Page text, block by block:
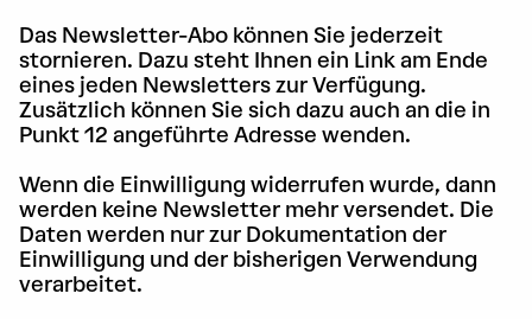
Das Newsletter-Abo können Sie jederzeit
stornieren. Dazu steht Ihnen ein Link am Ende
eines jeden Newsletters zur Verfügung.
Zusätzlich können Sie sich dazu auch an die in
Punkt 12 angeführte Adresse wenden.
Wenn die Einwilligung widerrufen wurde, dann
werden keine Newsletter mehr versendet. Die
Daten werden nur zur Dokumentation der
Einwilligung und der bisherigen Verwendung
verarbeitet.